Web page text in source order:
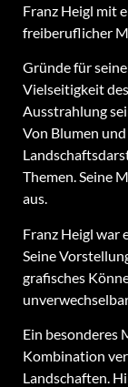
Franz Heigl mit
freiberuflicher
Gründe für
Vielseitigkeit
Ausstrahlung
Von Blumen
Themen. Seine
aus.
Franz Heigl war
Seine
grafisches
Ein besonderes
Kombination
Landschaften.